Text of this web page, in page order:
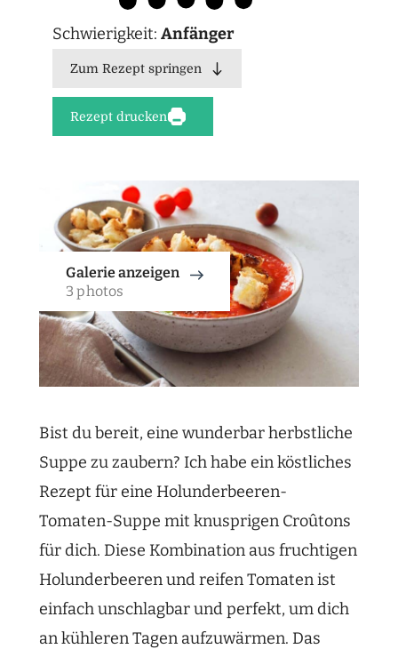
Schwierigkeit: Anfänger
Zum Rezept springen
Rezept drucken
Galerie anzeigen
3 photos
Bist du bereit, eine wunderbar herbstliche
Suppe zu zaubern? Ich habe ein köstliches
Rezept für eine Holunderbeeren-
Tomaten-Suppe mit knusprigen Croûtons
für dich. Diese Kombination aus fruchtigen
Holunderbeeren und reifen Tomaten ist
einfach unschlagbar und perfekt, um dich
an kühleren Tagen aufzuwärmen. Das